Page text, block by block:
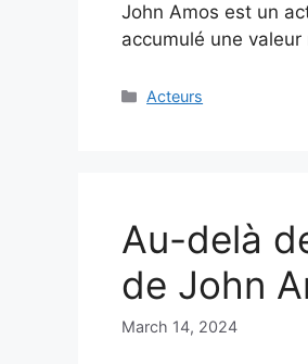
John Amos est un
accumulé une
Categories
Acteurs
Au-delà
de John
March 14, 2024